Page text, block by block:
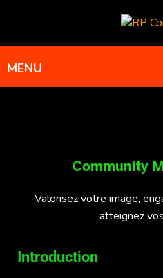
Community
Valorisez votre image,
atteignez
Introduction